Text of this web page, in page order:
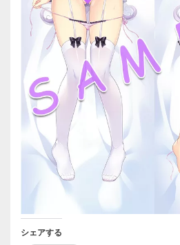
シェアする